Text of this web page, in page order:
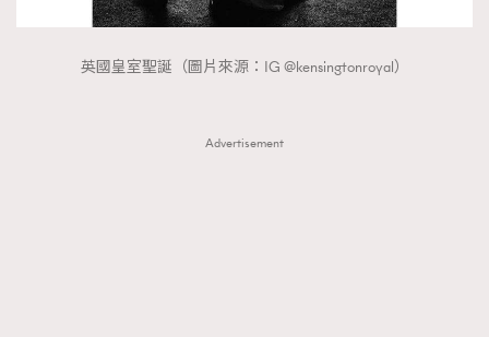
英國皇室聖誕（圖片來源：IG @kensingtonroyal）
Advertisement